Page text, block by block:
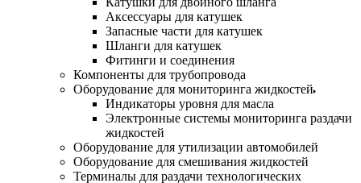
Аксессуары для катушек
Запасные части для катушек
Шланги для катушек
Фитинги и соединения
Компоненты для трубопровода
Оборудование для мониторинга жидкостей
Индикаторы уровня для масла
Электронные системы мониторинга раздачи
жидкостей
Оборудование для утилизации автомобилей
Оборудование для смешивания жидкостей
Терминалы для раздачи технологических